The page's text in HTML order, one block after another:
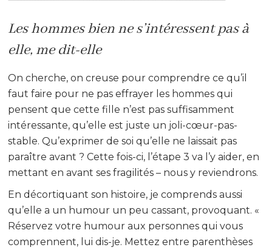
Les hommes bien ne s’intéressent pas à
elle, me dit-elle
On cherche, on creuse pour comprendre ce qu’il
faut faire pour ne pas effrayer les hommes qui
pensent que cette fille n’est pas suffisamment
intéressante, qu’elle est juste un joli-cœur-pas-
stable. Qu’exprimer de soi qu’elle ne laissait pas
paraître avant ? Cette fois-ci, l’étape 3 va l’y aider, en
mettant en avant ses fragilités – nous y reviendrons.
En décortiquant son histoire, je comprends aussi
qu’elle a un humour un peu cassant, provoquant. «
Réservez votre humour aux personnes qui vous
comprennent, lui dis-je. Mettez entre parenthèses